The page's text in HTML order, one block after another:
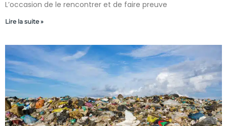
L’occasion de le rencontrer et de faire preuve
Lire la suite »